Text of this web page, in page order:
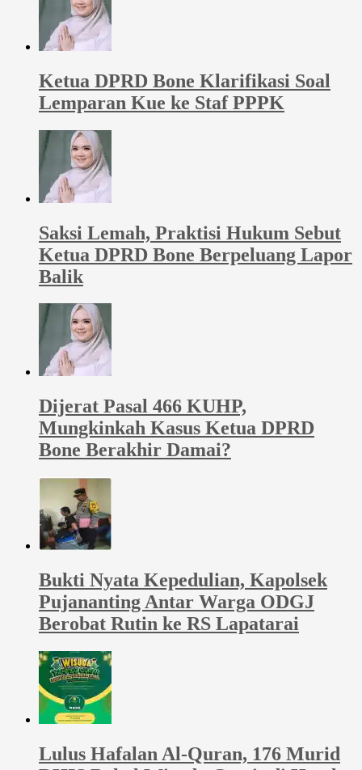
Ketua DPRD Bone Klarifikasi Soal
Lemparan Kue ke Staf PPPK
Saksi Lemah, Praktisi Hukum Sebut
Ketua DPRD Bone Berpeluang Lapor
Balik
Dijerat Pasal 466 KUHP,
Mungkinkah Kasus Ketua DPRD
Bone Berakhir Damai?
Bukti Nyata Kepedulian, Kapolsek
Pujananting Antar Warga ODGJ
Berobat Rutin ke RS Lapatarai
Lulus Hafalan Al-Quran, 176 Murid